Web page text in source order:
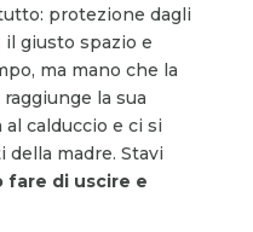
protezione dagli
giusto spazio e
ma mano che la
la sua
calduccio e ci si
della madre. Stavi
fare di uscire e